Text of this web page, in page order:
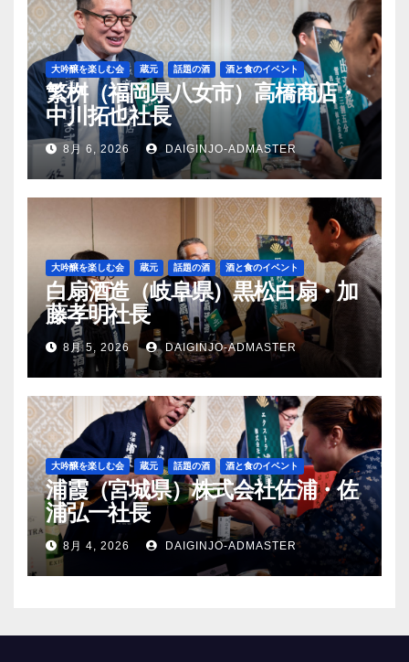
大吟醸を楽しむ会 蔵元 話題の酒 酒と食のイベント
繁桝（福岡県八女市）高橋商店・
中川拓也社長
8月 6, 2026 DAIGINJO-ADMASTER
大吟醸を楽しむ会 蔵元 話題の酒 酒と食のイベント
白扇酒造（岐阜県）黒松白扇・加
藤孝明社長
8月 5, 2026 DAIGINJO-ADMASTER
大吟醸を楽しむ会 蔵元 話題の酒 酒と食のイベント
浦霞（宮城県）株式会社佐浦・佐
浦弘一社長
8月 4, 2026 DAIGINJO-ADMASTER